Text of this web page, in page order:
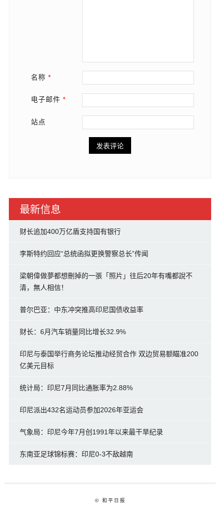
名称 *
电子邮件 *
站点
最新信息
财长追加400万亿盾支持国有银行
李斯特约回应“总统函拟更换警察总长”传闻
梁朝偉做夢都想刪掉的一張「照片」往后20年有嘴都說不
清，無人相信！
普尔巴亚：中东冲突推高印尼国债收益率
财长：6月汽车销量同比增长32.9%
印尼与泰国举行商务论坛推动经贸合作 双边贸易额瞄准200
亿美元目标
统计局：印尼7月同比通胀率为2.88%
印尼派出432名运动员参加2026年亚运会
气象局：印尼今年7月创1991年以来最干旱纪录
东南亚足球锦标赛：印尼0-3不敌越南
© 和平日报